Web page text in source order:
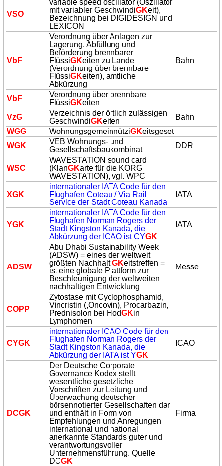
VSO
variable speed oscillator (Oszillator
mit variabler GeschwindiGKeit),
Bezeichnung bei DIGIDESIGN und
LEXICON
VbF
Verordnung über Anlagen zur
Lagerung, Abfüllung und
Beförderung brennbarer
FlüssiGKeiten zu Lande
(Verordnung über brennbare
FlüssiGKeiten), amtliche
Abkürzung
Bahn
VbF
Verordnung über brennbare
FlüssiGKeiten
VzG
Verzeichnis der örtlich zulässigen
GeschwindiGKeiten
Bahn
WGG
WohnungsgemeinnütziGKeitsgesetz
WGK
VEB Wohnungs- und
Gesellschaftsbaukombinat
DDR
WSC
WAVESTATION sound card
(KlanGKarte für die KORG
WAVESTATION), vgl. WPC
XGK
internationaler IATA Code für den
Flughafen Coteau / Via Rail
Service der Stadt Coteau Kanada
IATA
YGK
internationaler IATA Code für den
Flughafen Norman Rogers der
Stadt Kingston Kanada, die
Abkürzung der ICAO ist CYGK
IATA
ADSW
Abu Dhabi Sustainability Week
(ADSW) = eines der weltweit
größten NachhaltiGKeitstreffen =
ist eine globale Plattform zur
Beschleunigung der weltweiten
nachhaltigen Entwicklung
Messe
COPP
Zytostase mit Cyclophosphamid,
Vincristin (,Oncovin), Procarbazin,
Prednisolon bei HodGKin
Lymphomen
CYGK
internationaler ICAO Code für den
Flughafen Norman Rogers der
Stadt Kingston Kanada, die
Abkürzung der IATA ist YGK
ICAO
DCGK
Der Deutsche Corporate
Governance Kodex stellt
wesentliche gesetzliche
Vorschriften zur Leitung und
Überwachung deutscher
börsennotierter Gesellschaften dar
und enthält in Form von
Empfehlungen und Anregungen
international und national
anerkannte Standards guter und
verantwortungsvoller
Unternehmensführung. Quelle
DCGK
Firma